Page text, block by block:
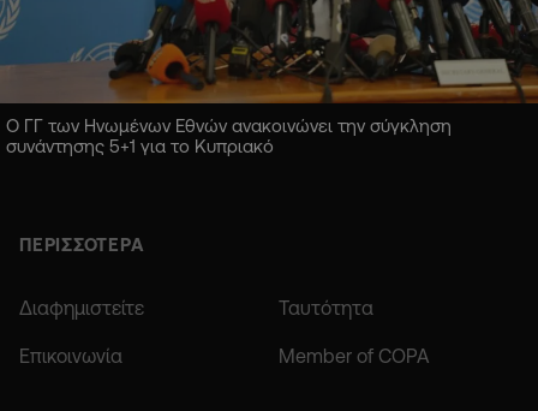
Ο ΓΓ των Ηνωμένων Εθνών ανακοινώνει την σύγκληση
συνάντησης 5+1 για το Κυπριακό
ΠΕΡΙΣΣΟΤΕΡΑ
Διαφημιστείτε Ταυτότητα
Επικοινωνία Member of COPA